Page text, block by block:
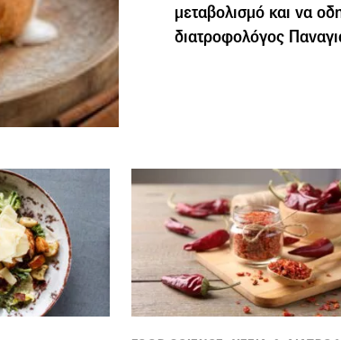
μεταβολισμό και να
διατροφολόγος